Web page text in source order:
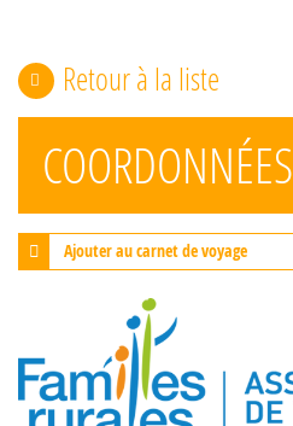
Retour à la liste
COORDONNÉES
Ajouter au carnet de voyage